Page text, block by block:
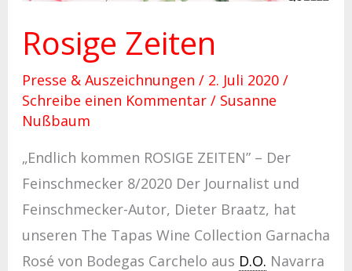
Rosige Zeiten
Presse & Auszeichnungen / 2. Juli 2020 /
Schreibe einen Kommentar / Susanne
Nußbaum
„Endlich kommen ROSIGE ZEITEN” – Der
Feinschmecker 8/2020 Der Journalist und
Feinschmecker-Autor, Dieter Braatz, hat
unseren The Tapas Wine Collection Garnacha
Rosé von Bodegas Carchelo aus D.O. Navarra